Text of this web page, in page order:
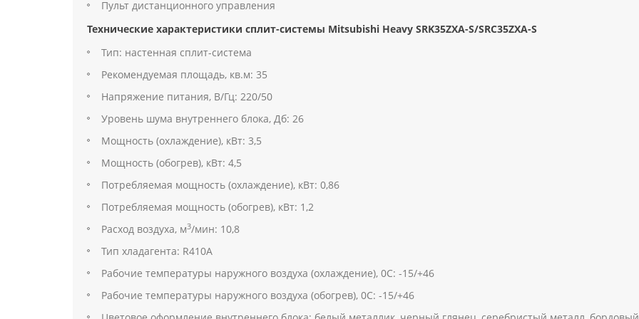
Пульт дистанционного управления
Технические характеристики сплит-системы Mitsubishi Heavy SRK35ZXA-S/SRC35ZXA-S
Тип: настенная сплит-система
Рекомендуемая площадь, кв.м: 35
Напряжение питания, В/Гц: 220/50
Уровень шума внутреннего блока, Дб: 26
Мощность (охлаждение), кВт: 3,5
Мощность (обогрев), кВт: 4,5
Потребляемая мощность (охлаждение), кВт: 0,86
Потребляемая мощность (обогрев), кВт: 1,2
Расход воздуха, м3/мин: 10,8
Тип хладагента: R410А
Рабочие температуры наружного воздуха (охлаждение), 0С: -15/+46
Рабочие температуры наружного воздуха (обогрев), 0С: -15/+46